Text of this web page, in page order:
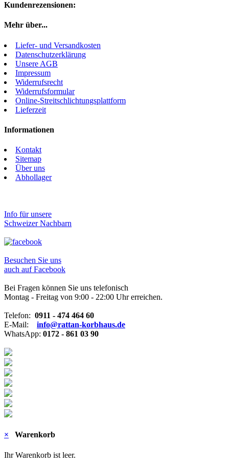
Kundenrezensionen:
Mehr über...
Liefer- und Versandkosten
Datenschutzerklärung
Unsere AGB
Impressum
Widerrufsrecht
Widerrufsformular
Online-Streitschlichtungsplattform
Lieferzeit
Informationen
Kontakt
Sitemap
Über uns
Abhollager
Info für unsere
Schweizer Nachbarn
Besuchen Sie uns
auch auf Facebook
Bei Fragen können Sie uns telefonisch
Montag - Freitag von 9:00 - 22:00 Uhr erreichen.
Telefon: 0911 - 474 464 60
E-Mail: info@rattan-korbhaus.de
WhatsApp: 0172 - 861 03 90
× Warenkorb
Ihr Warenkorb ist leer.